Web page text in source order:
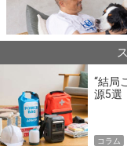
“結局
源5選
コラム